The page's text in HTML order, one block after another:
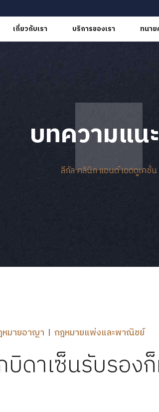
เกี่ยวกับเรา บริการของเรา ทนา
บทความแน
ลีกัล คลินิก แอนด์ เอดดูเคชั่น
มายอาญา กฎหมายแพ่งและพาณิชย์
ดาเซ็นรับรอง